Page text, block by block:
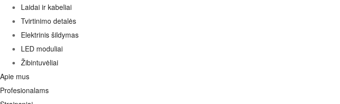
Laidai ir kabeliai
Tvirtinimo detalės
Elektrinis šildymas
LED moduliai
Žibintuvėliai
Apie mus
Profesionalams